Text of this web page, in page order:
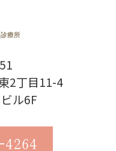
2丁目11-4
ル6F
4264